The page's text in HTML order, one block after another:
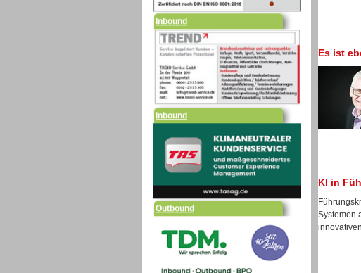
Inbound
Es ist
KI in
Systemen